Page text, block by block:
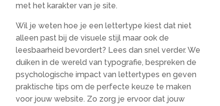
met het karakter van je site.​
Wil je weten hoe je een lettertype kiest dat niet
alleen past bij de visuele stijl maar ook de
leesbaarheid bevordert? Lees dan snel verder.​ We
duiken in de wereld van typografie, bespreken de
psychologische impact van lettertypes en geven
praktische tips om de perfecte keuze te maken
voor jouw website.​ Zo zorg je ervoor dat jouw